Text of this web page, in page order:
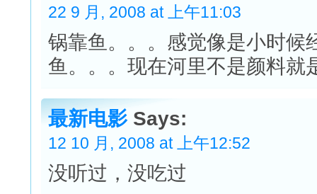
22 9 月, 2008 at 上午11:03
锅靠鱼。。。感觉像是小时候
鱼。。。现在河里不是颜料就
最新电影Says:
12 10 月, 2008 at 上午12:52
没听过，没吃过